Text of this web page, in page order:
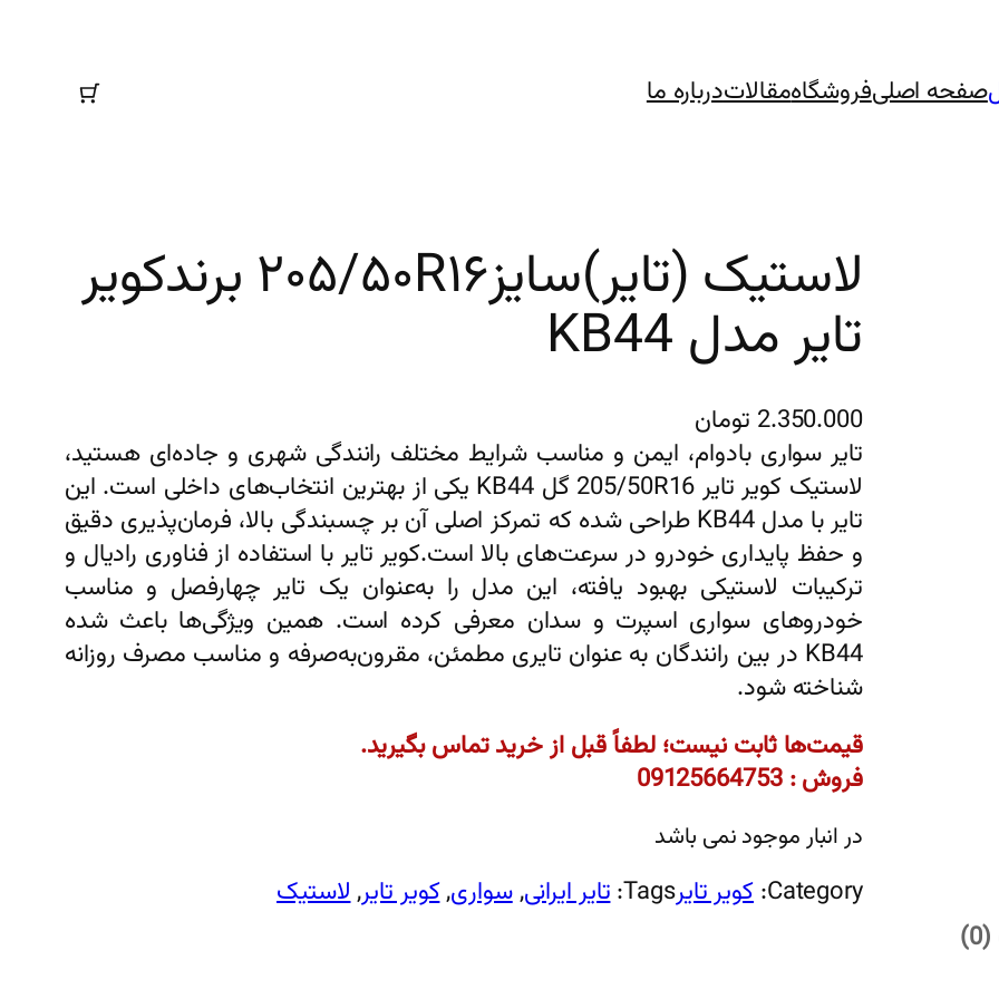
صفحه اصلیفروشگاهمقالاتدرباره ما
لاستیک (تایر)سایز۲۰۵/۵۰R۱۶ برندکویر
تایر مدل KB44
2.350.000 تومان
تایر سواری بادوام، ایمن و مناسب شرایط مختلف رانندگی شهری و جاده‌ای هستید،
لاستیک کویر تایر 205/50R16 گل KB44 یکی از بهترین انتخاب‌های داخلی است. این
تایر با مدل KB44 طراحی شده که تمرکز اصلی آن بر چسبندگی بالا، فرمان‌پذیری دقیق
و حفظ پایداری خودرو در سرعت‌های بالا است.کویر تایر با استفاده از فناوری رادیال و
ترکیبات لاستیکی بهبود یافته، این مدل را به‌عنوان یک تایر چهارفصل و مناسب
خودروهای سواری اسپرت و سدان معرفی کرده است. همین ویژگی‌ها باعث شده
KB44 در بین رانندگان به عنوان تایری مطمئن، مقرون‌به‌صرفه و مناسب مصرف روزانه
شناخته شود.
قیمت‌ها ثابت نیست؛ لطفاً قبل از خرید تماس بگیرید.
فروش : 09125664753
در انبار موجود نمی باشد
Category: کویر تایرTags: تایر ایرانی, سواری, کویر تایر, لاستیک